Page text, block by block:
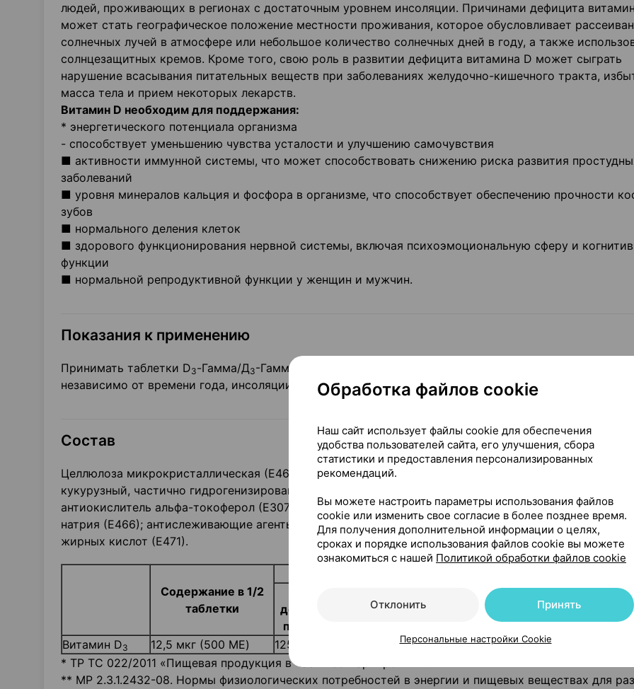
людей, проживающих в регионах с достаточным уровнем инсоляции. Причинами дефицита
может стать географическое положение местности проживания, которое обусловливает
солнечных лучей в атмосфере или небольшое количество солнечных дней в году, а также
солнцезащитных кремов. Кроме того, свою роль в развитии дефицита витамина D может сыграть
нарушение всасывания питательных веществ при заболеваниях желудочно-кишечного тракта,
масса тела и прием некоторых лекарств.
Витамин D необходим для поддержания:
* энергетического потенциала организма
- способствует уменьшению чувства усталости и улучшению самочувствия
■ активности иммунной системы, что может способствовать снижению риска развития
заболеваний
■ уровня минералов кальция и фосфора в организме, что способствует обеспечению прочности
зубов
■ нормального деления клеток
■ здорового функционирования нервной системы, включая психоэмоциональную сферу и
функции
■ нормальной репродуктивной функции у женщин и мужчин.
Показания к применению
Принимать таблетки D3-Гамма/Д3-Гамма можно для поддержания нормального уровня витамина D
независимо от времени года, инсоляции, пищевых предпочтений, диеты.
Состав
Целлюлоза микрокристаллическая (Е460); концентрат холекальциферола (желатин, сахароза,
кукурузный, частично гидрогенизированное соевое масло, холекальциферол (витамин D
антиокислитель альфа-токоферол (Е307); стабилизаторы: поливинилпирролидон (Е1201),
натрия (Е466); антислеживающие агенты: кремния диоксид (Е551), тальк (Е553Ь), моно- и
жирных кислот (Е471).
Содержание в 1/2
таблетки
детородного возраста*, 1-я
половина беременности**
женщин**, 2-я
половина
беременности
Витамин D3 12,5 мкг (500 ME) 125‘*-250‘ 100
* ТР ТС 022/2011 «Пищевая продукция в части ее маркировки».
** МР 2.3.1.2432-08. Нормы физиологических потребностей в энергии и пищевых веществах для
Обработка файлов cookie
Наш сайт использует файлы cookie для обеспечения
удобства пользователей сайта, его улучшения, сбора
статистики и предоставления персонализированных
рекомендаций.
Вы можете настроить параметры использования файлов
cookie или изменить свое согласие в более позднее время.
Для получения дополнительной информации о целях,
сроках и порядке использования файлов cookie вы можете
ознакомиться с нашей Политикой обработки файлов cookie
Отклонить Принять
Персональные настройки Cookie